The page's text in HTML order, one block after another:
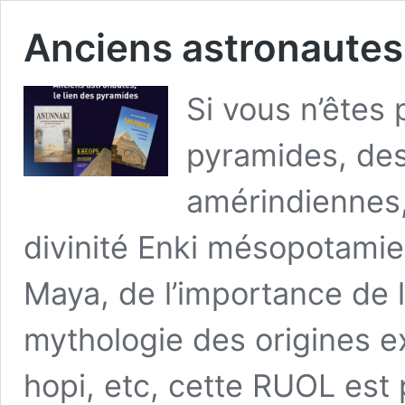
Anciens
Si vous
pyramides,
divinité Enki
Maya, de l’importance de
mythologie des origines
hopi, etc, cette RUOL est